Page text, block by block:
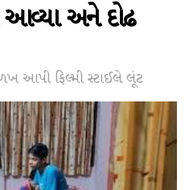
અને દોઢ
આપી ફિલ્મી સ્ટાઈલે લૂંટ